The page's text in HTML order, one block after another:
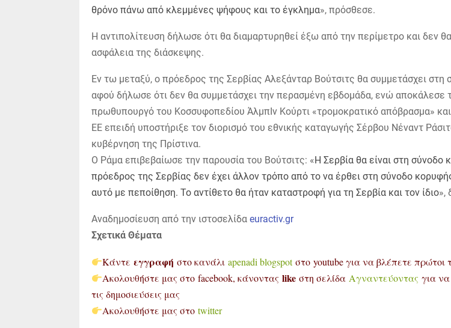
θρόνο πάνω από κλεμμένες ψήφους και το έγκλημα», πρόσθεσε.
Η αντιπολίτευση δήλωσε ότι θα διαμαρτυρηθεί έξω από την περίμετρο και δεν
ασφάλεια της διάσκεψης.
Εν τω μεταξύ, ο πρόεδρος της Σερβίας Αλεξάνταρ Βούτσιτς θα συμμετάσχει στη
αφού δήλωσε ότι δεν θα συμμετάσχει την περασμένη εβδομάδα, ενώ αποκάλεσε
πρωθυπουργό του Κοσσυφοπεδίου ΆλμπΙν Κούρτι «τρομοκρατικό απόβρασμα»
ΕΕ επειδή υποστήριξε τον διορισμό του εθνικής καταγωγής Σέρβου Νέναντ
κυβέρνηση της Πρίστινα.
Ο Ράμα επιβεβαίωσε την παρουσία του Βούτσιτς: «Η Σερβία θα είναι στη σύνοδο
πρόεδρος της Σερβίας δεν έχει άλλον τρόπο από το να έρθει στη σύνοδο
αυτό με πεποίθηση. Το αντίθετο θα ήταν καταστροφή για τη Σερβία και τον ίδιο»,
Αναδημοσίευση από την ιστοσελίδα euractiv.gr
Σχετικά Θέματα
Κάντεεγγραφήστο κανάλιapenadi blogspotστο youtube για να βλέπετε πρώτοι
Ακολουθήστε μας στο facebook, κάνονταςlike στη σελίδα Αγναντεύοντας για
τις δημοσιεύσεις μας
Ακολουθήστε μας στοtwitter